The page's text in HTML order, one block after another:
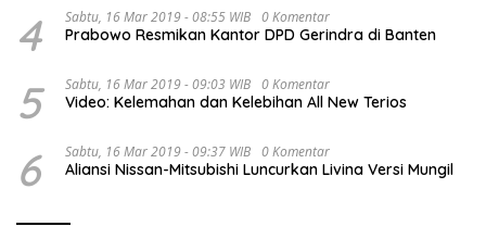
4 Sabtu, 16 Mar 2019 - 08:55 WIB 0 Komentar
Prabowo Resmikan Kantor DPD Gerindra di Banten
5 Sabtu, 16 Mar 2019 - 09:03 WIB 0 Komentar
Video: Kelemahan dan Kelebihan All New Terios
6 Sabtu, 16 Mar 2019 - 09:37 WIB 0 Komentar
Aliansi Nissan-Mitsubishi Luncurkan Livina Versi Mungil